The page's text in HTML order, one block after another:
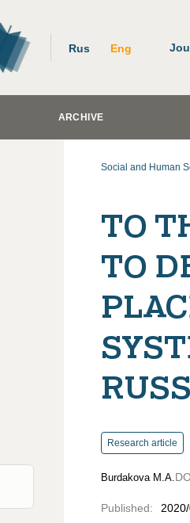
Rus Eng
ARCHIVE
Social and Human
TO
TO
Research article
Burdakova M.A.
Published: